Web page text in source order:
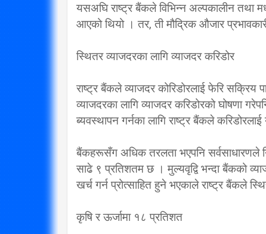
यसअघि राष्ट्र बैंकले विभिन्न अल्पकालीन तथा
आएको थियो । तर, ती मौद्रिक औजार
स्थितर व्याजदरका लागि व्याजदर करिडोर
राष्ट्र बैंकले व्याजदर कोरिडोरलाई फेरि
व्याजदरका लागि व्याजदर करिडोरको घोषणा
ब्यवस्थापन गर्नका लागि राष्ट्र बैंकले
बैंकहरूसँग अधिक तरलता भएपनि सर्वसाधारणले
साढे ९ प्रतिशतम छ । मुल्यवृद्वि भन्दा बैंकको
खर्च गर्न प्रोत्साहित हुने भएकाले राष्ट्र बैंकले
कृषि र ऊर्जामा १८ प्रतिशत